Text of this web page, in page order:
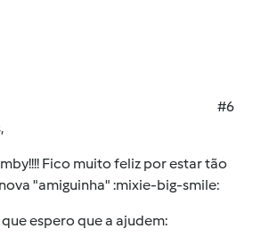
#6
,
Fico muito feliz por estar tão
"amiguinha" :mixie-big-smile:
espero que a ajudem: